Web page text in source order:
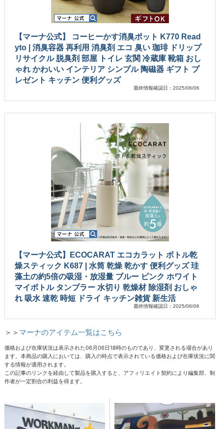
【マーナ公式】 コーヒーかす消臭ポット K770 Read
yto | 消臭容器 再利用 消臭剤 エコ 臭い 珈琲 ドリップ
リサイクル 脱臭剤 部屋 トイレ 玄関 冷蔵庫 靴箱 おし
ゃれ かわいい インテリア シンプル 陶磁器 ギフト プ
レゼント キッチン 便利グッズ
最終情報確認日：2025/06/06
【マーナ公式】ECOCARAT エコカラット ボトル乾
燥スティック K687 | 水筒 乾燥 乾かす 便利グッズ 珪
藻土の約5倍の吸湿・放湿量 ブルー ピンク ホワイト
マイボトル タンブラー 水切り 乾燥材 除湿剤 おしゃ
れ 吸水 速乾 時短 ドライ キッチン雑貨 新生活
最終情報確認日：2025/06/06
＞＞ マーナのアイテム一覧はこちら
価格および在庫状況は表示された06月06日18時のものであり、変更される場合があり
ます。本商品の購入においては、購入の時点で表示されている価格および在庫状況に関
する情報が適用されます。
この記事のリンクを経由して製品を購入すると、アフィリエイト契約により編集部、制
作者が一定割合の利益を得ます。